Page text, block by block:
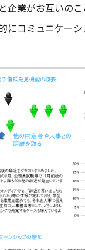
企業がお互いの
にコミュニケーシ